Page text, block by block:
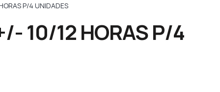
P/4 UNIDADES
10/12 HORAS P/4